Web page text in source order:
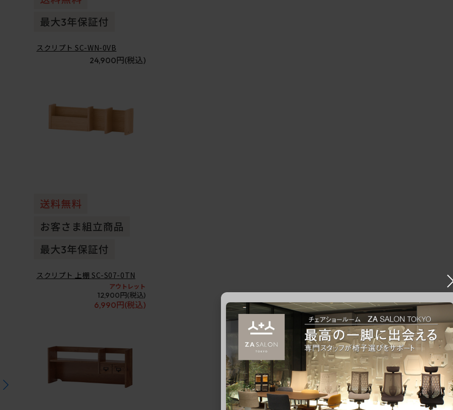
スクリプト SC-WN-0VB
24,900円 (税込)
スクリプト 上棚 SC-S07-0TN
アウトレット
12,900円(税込)
6,990円(税込)